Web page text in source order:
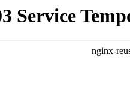
Service
nginx-